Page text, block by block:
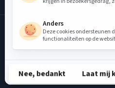
Algemene voorwaarden
Privacy Statement Census